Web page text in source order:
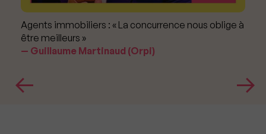
Agents immobiliers : « La concurrence nous oblige à
être meilleurs »
Guillaume Martinaud (Orpi)